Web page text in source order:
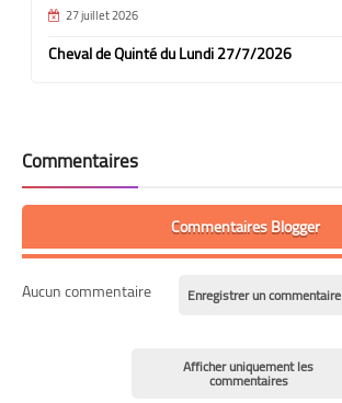
27 juillet 2026
Cheval de Quinté du Lundi 27/7/2026
Commentaires
Commentaires Blogger
Aucun commentaire Enregistrer un commentaire
Afficher uniquement les
commentaires